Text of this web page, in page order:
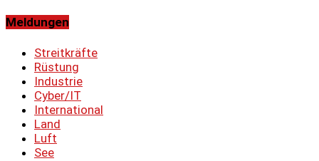
Meldungen
Streitkräfte
Rüstung
Industrie
Cyber/IT
International
Land
Luft
See